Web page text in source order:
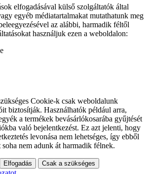
elfogadásával külső szolgáltatók által
egyéb médiatartalmakat mutathatunk meg
az alábbi, harmadik féltől
használjuk ezen a weboldalon:
Cookie-k csak weboldalunk
biztosítják. Használhatók például arra,
a termékek bevásárlókosarába gyűjtését
való bejelentkezést. Ez azt jelenti, hogy
levonása nem lehetséges, így ebből
soha nem adunk át harmadik félnek.
Elfogadás Csak a szükséges